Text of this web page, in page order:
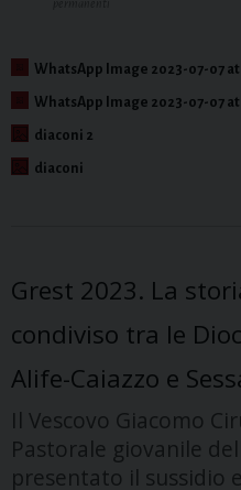
WhatsApp Image 2023-07-07 at
WhatsApp Image 2023-07-07 at
diaconi 2
diaconi
Grest 2023. La
condiviso tra le
Alife-Caiazzo e
Il Vescovo Giacomo
Pastorale giovanile
presentato il sussidio